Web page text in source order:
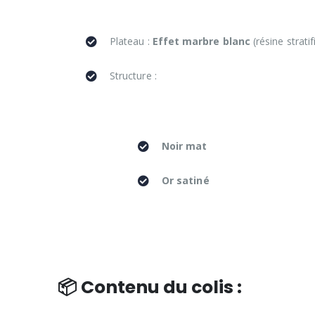
Plateau : Effet marbre blanc (résine
Structure :
Noir mat
Or satiné
📦 Contenu du colis :